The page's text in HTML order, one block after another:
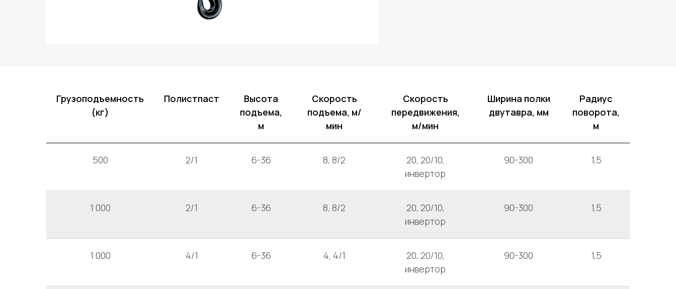
Грузоподъемность
(кг)
Полистпаст
Высота
подъема,
м
Скорость
подъема, м/
мин
Скорость
передвижения,
м/мин
Ширина полки
двутавра, мм
Радиус
поворота,
м
500 2/1 6-36 8, 8/2
20, 20/10,
инвертор
90-300 1,5
1 000 2/1 6-36 8, 8/2
20, 20/10,
инвертор
90-300 1,5
1 000 4/1 6-36 4, 4/1
20, 20/10,
инвертор
90-300 1,5